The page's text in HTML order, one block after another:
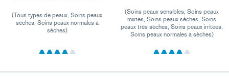
(Tous types de peaux, Soins peaux
sèches, Soins peaux normales à
sèches)
(Soins peaux sensibles, Soins peaux
mixtes, Soins peaux sèches, Soins
peaux très sèches, Soins peaux irritées,
Soins peaux normales à sèches)